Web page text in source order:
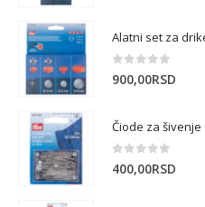
Alatni set za
0 out of 5
900,00RSD
Čiode za šivenje
0 out of 5
400,00RSD